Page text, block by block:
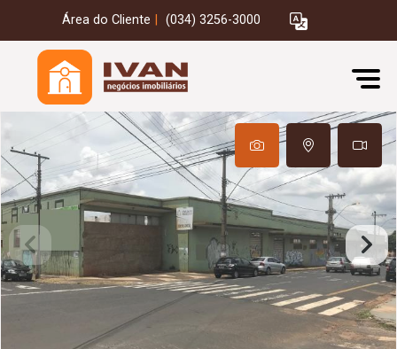
Área do Cliente (034) 3256-3000